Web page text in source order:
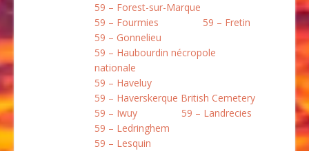
59 – Forest-sur-Marque
59 – Fourmies
59 – Fretin
59 – Gonnelieu
59 – Haubourdin nécropole
nationale
59 – Haveluy
59 – Haverskerque British Cemetery
59 – Iwuy
59 – Landrecies
59 – Ledringhem
59 – Lesquin